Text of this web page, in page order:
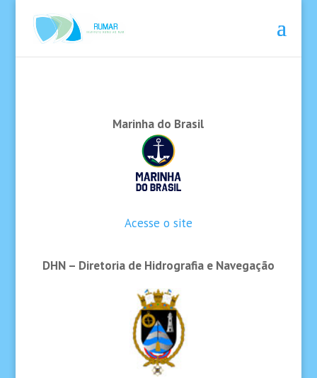
Marinha do Brasil
Acesse o site
DHN – Diretoria de Hidrografia e Navegação